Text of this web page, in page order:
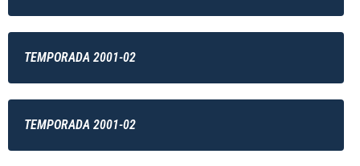
TEMPORADA 2001-02
TEMPORADA 2001-02